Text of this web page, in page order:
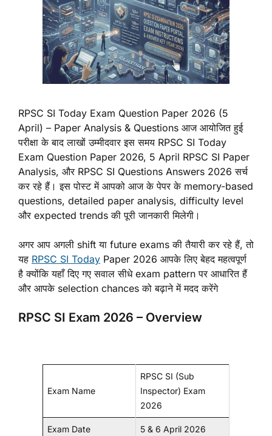
RPSC SI Today Exam Question Paper 2026 (5
April) – Paper Analysis & Questions आज आयोजित हुई
परीक्षा के बाद लाखों उम्मीदवार इस समय RPSC SI Today
Exam Question Paper 2026, 5 April RPSC SI Paper
Analysis, और RPSC SI Questions Answers 2026 सर्च
कर रहे हैं। इस पोस्ट में आपको आज के पेपर के memory-based
questions, detailed paper analysis, difficulty level
और expected trends की पूरी जानकारी मिलेगी।
अगर आप अगली shift या future exams की तैयारी कर रहे हैं, तो
यह RPSC SI Today Paper 2026 आपके लिए बेहद महत्वपूर्ण
है क्योंकि यहाँ दिए गए सवाल सीधे exam pattern पर आधारित हैं
और आपके selection chances को बढ़ाने में मदद करेंगे
RPSC SI Exam 2026 – Overview
Exam Name
RPSC SI (Sub
Inspector) Exam
2026
Exam Date 5 & 6 April 2026